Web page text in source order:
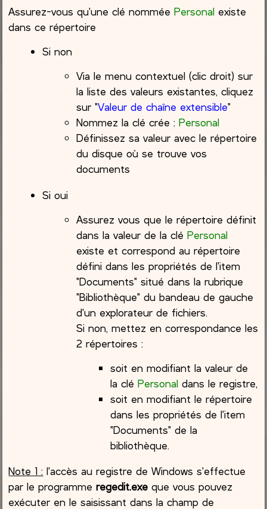
Assurez-vous qu'une clé nomméePersonal existe
dans ce répertoire
Si non
Via le menu contextuel (clic droit) sur
la liste des valeurs existantes, cliquez
sur "Valeur de chaîne extensible"
Nommez la clé crée :Personal
Définissez sa valeur avec le répertoire
du disque où se trouve vos
documents
Si oui
Assurez vous que le répertoire définit
dans la valeur de la cléPersonal
existe et correspond au répertoire
défini dans les propriétés de l'item
"Documents" situé dans la rubrique
"Bibliothèque" du bandeau de gauche
d'un explorateur de fichiers.
Si non, mettez en correspondance les
2 répertoires :
soit en modifiant la valeur de
la cléPersonal dans le registre,
soit en modifiant le répertoire
dans les propriétés de l'item
"Documents" de la
bibliothèque.
Note 1 : l'accès au registre de Windows s'effectue
par le programmeregedit.exe que vous pouvez
exécuter en le saisissant dans la champ de